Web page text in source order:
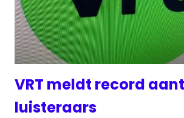
VRT meldt record
luisteraars